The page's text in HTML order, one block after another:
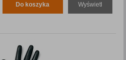
Do koszyka Wyświetl